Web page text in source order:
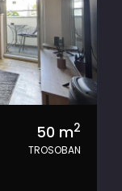
50 m2
TROSOBAN